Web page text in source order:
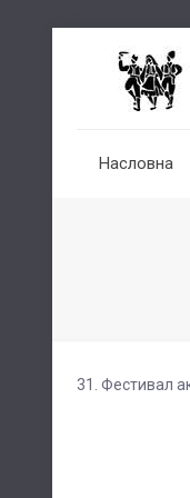
Насловна
31. Фестивал